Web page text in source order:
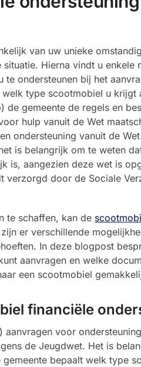
van uw unieke
Hierna vindt u
ondersteunen bij het
type scootmobiel u
gemeente de regels en
hulp vanuit de Wet
ondersteuning vanuit de
is belangrijk om te weten
is, aangezien deze wet is
verzorgd door de Sociale
te schaffen, kan de
er verschillende
In deze blogpost
aanvragen en welke
een scootmobiel
financiële
voor
de Jeugdwet. Het is
bepaalt welk type